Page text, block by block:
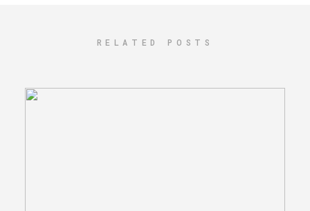
RELATED POSTS